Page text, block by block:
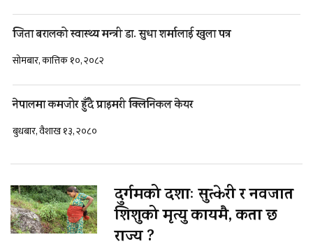
जिता बरालको स्वास्थ्य मन्त्री डा. सुधा शर्मालाई खुला पत्र
सोमबार, कात्तिक १०, २०८२
नेपालमा कमजोर हुँदै प्राइमरी क्लिनिकल केयर
बुधबार, वैशाख १३, २०८०
दुर्गमको दशाः सुत्केरी र नवजात
शिशुको मृत्यु कायमै, कता छ
राज्य ?